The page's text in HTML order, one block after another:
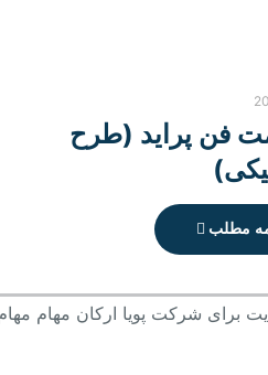
فن پراید (طرح
مطلب
برای شرکت پویا ارکان مهام